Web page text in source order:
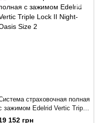
страховочная полная
зажимом Edelrid Vertic Triple
II Night-Oasis Size 2
152 грн